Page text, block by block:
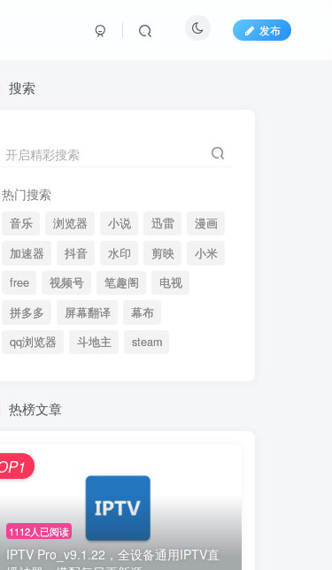
发布
搜索
开启精彩搜索
热门搜索
音乐 浏览器 小说 迅雷
漫画
加速器
抖音 水印 剪映
小米
free
视频号 笔趣阁
电视
拼多多
屏幕翻译
幕布
qq浏览器
斗地主 steam
热榜文章
1112人已阅读
IPTV Pro_v9.1.22，全设备通用IPTV直